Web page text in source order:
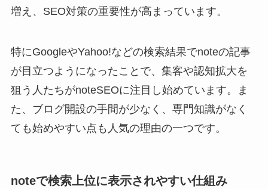
増え、SEO対策の重要性が高まっています。
特にGoogleやYahoo!などの検索結果でnoteの記事
が目立つようになったことで、集客や認知拡大を
狙う人たちがnoteSEOに注目し始めています。ま
た、ブログ開設の手間が少なく、専門知識がなく
ても始めやすい点も人気の理由の一つです。
noteで検索上位に表示されやすい仕組み